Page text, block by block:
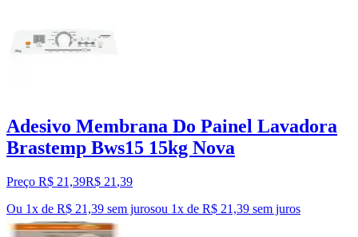
Adesivo Membrana Do Painel Lavadora
Brastemp Bws15 15kg Nova
Preço R$ 21,39R$ 21 ,39
Ou 1x de R$ 21,39 sem jurosou 1x de R$ 21,39 sem juros